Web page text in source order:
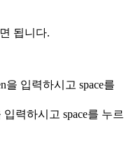
됩니다.
을 입력하시고 space를
입력하시고 space를 누르